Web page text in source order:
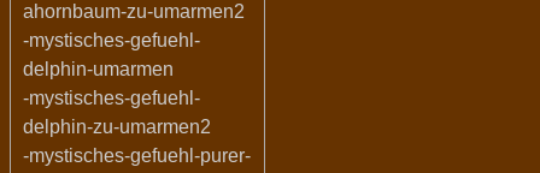
ahornbaum-zu-umarmen2
-mystisches-gefuehl-
delphin-umarmen
-mystisches-gefuehl-
delphin-zu-umarmen2
-mystisches-gefuehl-purer-